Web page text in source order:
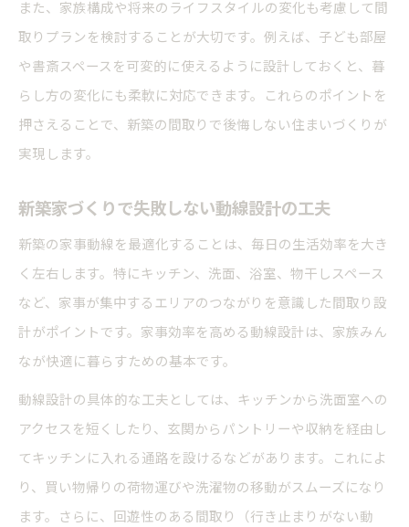
また、家族構成や将来のライフスタイルの変化も考慮して間
取りプランを検討することが大切です。例えば、子ども部屋
や書斎スペースを可変的に使えるように設計しておくと、暮
らし方の変化にも柔軟に対応できます。これらのポイントを
押さえることで、新築の間取りで後悔しない住まいづくりが
実現します。
新築家づくりで失敗しない動線設計の工夫
新築の家事動線を最適化することは、毎日の生活効率を大き
く左右します。特にキッチン、洗面、浴室、物干しスペース
など、家事が集中するエリアのつながりを意識した間取り設
計がポイントです。家事効率を高める動線設計は、家族みん
なが快適に暮らすための基本です。
動線設計の具体的な工夫としては、キッチンから洗面室への
アクセスを短くしたり、玄関からパントリーや収納を経由し
てキッチンに入れる通路を設けるなどがあります。これによ
り、買い物帰りの荷物運びや洗濯物の移動がスムーズになり
ます。さらに、回遊性のある間取り（行き止まりがない動